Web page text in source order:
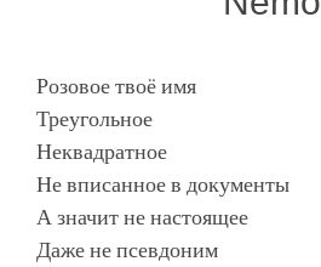
Розовое твоё имя
Треугольное
Неквадратное
Не вписанное в документы
А значит не настоящее
Даже не псевдоним